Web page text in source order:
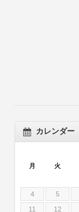
カレンダー
月 火
4
5
11
12